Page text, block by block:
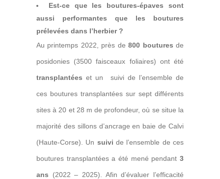
Est-ce que les boutures-épaves sont
aussi performantes que les boutures
prélevées dans l’herbier ?
Au printemps 2022, près de800 boutures de
posidonies (3500 faisceaux foliaires) ont été
transplantéeset un suivi de l’ensemble de
ces boutures transplantées sur sept différents
sites à 20 et 28 m de profondeur, où se situe la
majorité des sillons d’ancrage en baie de Calvi
(Haute-Corse). Un suivi de l’ensemble de ces
boutures transplantées a été mené pendant 3
ans (2022 – 2025). Afin d’évaluer l’efficacité